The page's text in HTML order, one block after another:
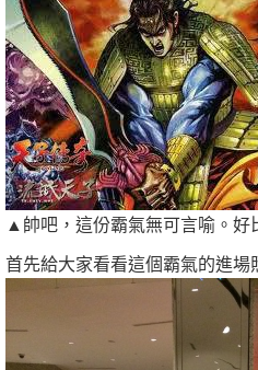
▲帥吧，這份霸氣無可言喻。好
首先給大家看看這個霸氣的進場